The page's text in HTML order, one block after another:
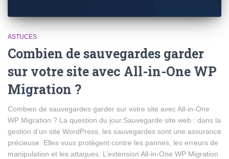
ASTUCES
Combien de sauvegardes garder
sur votre site avec All-in-One WP
Migration ?
Combien de sauvegardes garder sur votre site avec All-in-One
WP Migration ? La question du jour.Sauvegarde site web : dans la
gestion d’un site WordPress, les sauvegardes sont une assurance
précieuse. Elles vous protègent contre les pannes, les erreurs de
manipulation et les attaques. L’extension All‑in‑One WP Migration